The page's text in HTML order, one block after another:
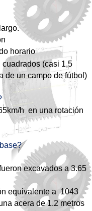
horario
cuadrados (casi 1,5
de un campo de fútbol)
h en una rotación
excavados a 3.65
equivalente a 1043
acera de 1.2 metros